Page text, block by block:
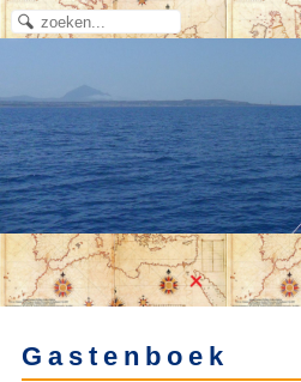
Gastenboek